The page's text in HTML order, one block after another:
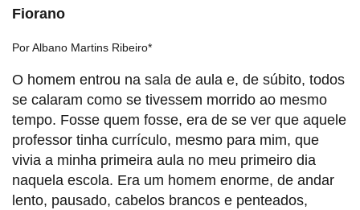
Fiorano
Por Albano Martins Ribeiro*
O homem entrou na sala de aula e, de súbito, todos
se calaram como se tivessem morrido ao mesmo
tempo. Fosse quem fosse, era de se ver que aquele
professor tinha currículo, mesmo para mim, que
vivia a minha primeira aula no meu primeiro dia
naquela escola. Era um homem enorme, de andar
lento, pausado, cabelos brancos e penteados,